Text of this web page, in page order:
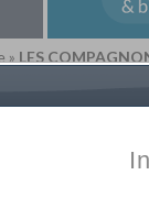
» LES
un